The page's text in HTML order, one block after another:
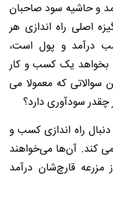
درآمد و حاشیه سود صاحبان
اصلی راه اندازی هر
درآمد و پول است،
بخواهد یک کسب و کار
سوالاتی که معمولا می
سودآوری دارد؟
دنبال راه اندازی کسب و
کند. آن‌ها می‌خواهند
مزرعه قارچ‌شان درآمد